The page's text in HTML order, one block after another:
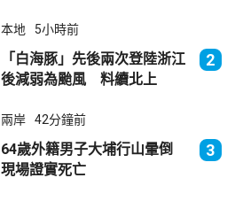
本地 5小時前
「白海豚」先後兩次登陸浙江
後減弱為颱風 料續北上
2
兩岸 42分鐘前
64歲外籍男子大埔行山暈倒
現場證實死亡
3